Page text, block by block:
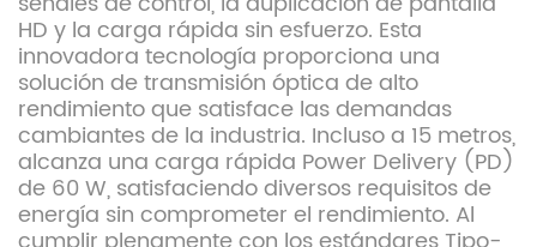
HD y la carga rápida sin esfuerzo. Esta
innovadora tecnología proporciona una
solución de transmisión óptica de alto
rendimiento que satisface las demandas
cambiantes de la industria. Incluso a 15 metros,
alcanza una carga rápida Power Delivery (PD)
de 60 W, satisfaciendo diversos requisitos de
energía sin comprometer el rendimiento. Al